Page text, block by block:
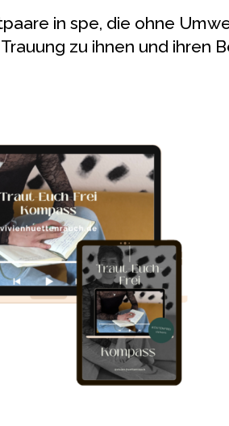
in spe, die ohne
zu ihnen und ihren